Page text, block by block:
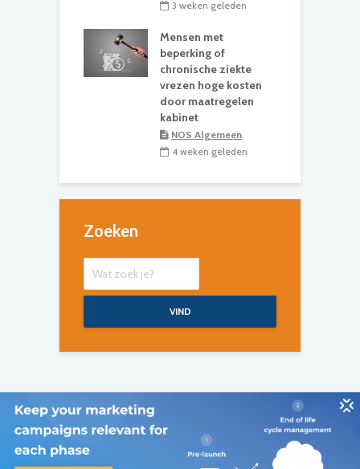
3 weken geleden
Mensen met
beperking of
chronische ziekte
vrezen hoge kosten
door maatregelen
kabinet
NOS Algemeen
4 weken geleden
Zoeken
VIND